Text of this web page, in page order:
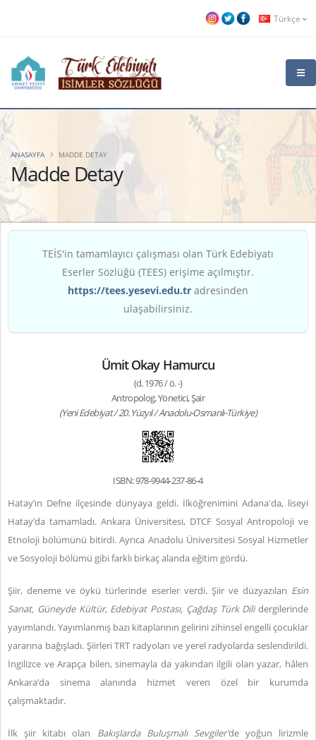
Türkçe
Madde Detay
ANASAYFA MADDE DETAY
TEİS'in tamamlayıcı çalışması olan Türk Edebiyatı
Eserler Sözlüğü (TEES) erişime açılmıştır.
https://tees.yesevi.edu.tr adresinden
ulaşabilirsiniz.
Ümit Okay Hamurcu
(d. 1976 / ö. -)
Antropolog, Yönetici, Şair
(Yeni Edebiyat / 20. Yüzyıl / Anadolu-Osmanlı-Türkiye)
ISBN: 978-9944-237-86-4
Hatay’ın Defne ilçesinde dünyaya geldi. İlköğrenimini Adana'da, liseyi
Hatay’da tamamladı. Ankara Üniversitesi, DTCF Sosyal Antropoloji ve
Etnoloji bölümünü bitirdi. Ayrıca Anadolu Üniversitesi Sosyal Hizmetler
ve Sosyoloji bölümü gibi farklı birkaç alanda eğitim gördü.
Şiir, deneme ve öykü türlerinde eserler verdi. Şiir ve düzyazıları Esin
Sanat, Güneyde Kültür, Edebiyat Postası, Çağdaş Türk Dilidergilerinde
yayımlandı. Yayımlanmış bazı kitaplarının gelirini zihinsel engelli çocuklar
yararına bağışladı. Şiirleri TRT radyoları ve yerel radyolarda seslendirildi.
İngilizce ve Arapça bilen, sinemayla da yakından ilgili olan yazar, hâlen
Ankara’da sinema alanında hizmet veren özel bir kurumda
çalışmaktadır.
İlk şiir kitabı olan Bakışlarda Buluşmalı Sevgiler'de yoğun lirizmle